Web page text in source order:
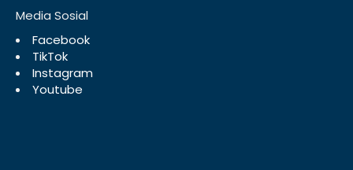
Media Sosial
Facebook
TikTok
Instagram
Youtube